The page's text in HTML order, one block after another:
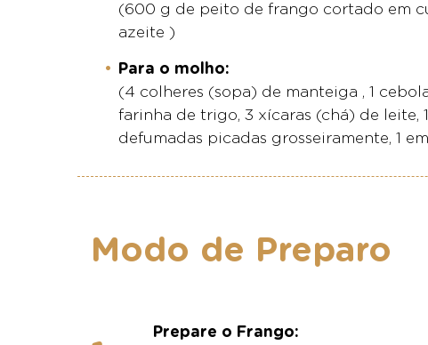
(600 g de peito de frango cortado em
azeite )
Para o molho:
(4 colheres (sopa) de manteiga , 1
farinha de trigo, 3 xícaras (chá) de leite,
defumadas picadas grosseiramente, 1
Modo de Preparo
Prepare o Frango: